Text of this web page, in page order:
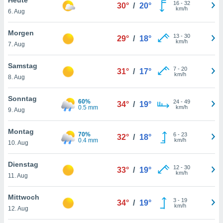
oder
Partner
es uns
das
der
Profil zu
Ihnen
finden
. Sie
jederzeit
Rand
6. Aug
30° / 20° 16- 32
km/h
Morgen
7. Aug
29° / 18° 13- 30
km/h
Samstag
8. Aug
31° / 17° 7- 20
km/h
Sonntag
9. Aug
60%
0.5 mm
34° / 19° 24- 49
km/h
Montag
10. Aug
70%
0.4 mm
32° / 18° 6- 23
km/h
Dienstag
11. Aug
33° / 19° 12- 30
km/h
Mittwoch
12. Aug
34° / 19° 3- 19
km/h